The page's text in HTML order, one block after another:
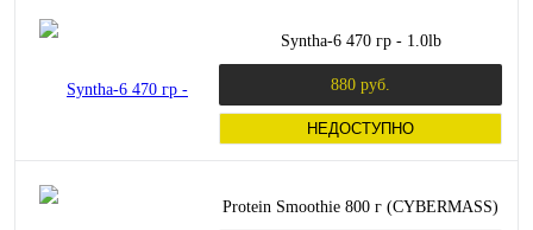
Syntha-6 470 гр - 1.0lb
880 руб.
НЕДОСТУПНО
Protein Smoothie 800 г (CYBERMASS)